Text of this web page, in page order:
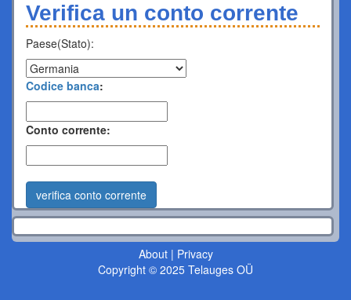
Verifica un conto corrente
Paese(Stato):
Codice banca:
Conto corrente:
verifica conto corrente
About| Privacy
Copyright © 2025 Telauges OÜ